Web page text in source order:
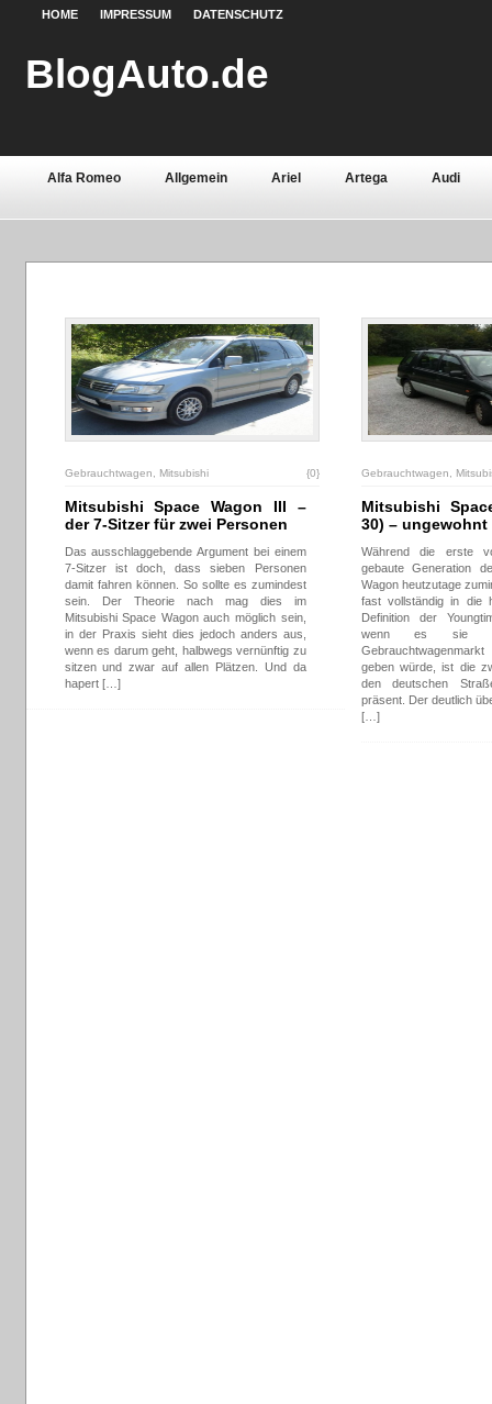
HOME IMPRESSUM DATENSCHUTZ
BlogAuto.de
Alfa Romeo Allgemein Ariel Artega Audi
Chevrolet Chrysler Citroën Continental Dacia
Oldtimer Opel Peugeot Pontiac Porsche
Saab Seat Sicherheit Skoda Smart
Gebrauchtwagen Mitsubishi {0}
Mitsubishi Space Wagon III –
der 7-Sitzer für zwei Personen
Das ausschlaggebende Argument bei einem
7-Sitzer ist doch, dass sieben Personen
damit fahren können. So sollte es zumindest
sein. Der Theorie nach mag dies im
Mitsubishi Space Wagon auch möglich sein,
in der Praxis sieht dies jedoch anders aus,
wenn es darum geht, halbwegs vernünftig zu
sitzen und zwar auf allen Plätzen. Und da
hapert […]
Gebrauchtwagen
Mitsubishi
30) –
Während die erste
gebaute Generation
Wagon heutzutage
fast vollständig in die
Definition der
wenn es sie
geben würde, ist die
den deutschen
präsent. Der deutlich
[…]